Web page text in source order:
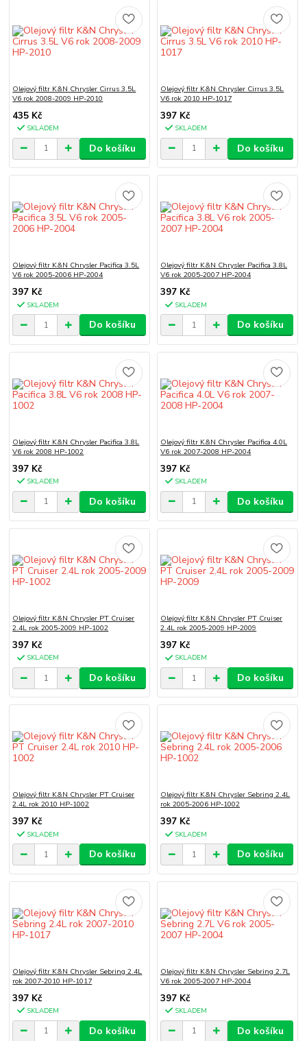
Olejový filtr K&N Chrysler Cirrus 3.5L
V6 rok 2008-2009 HP-2010
435 Kč
SKLADEM
Do košíku
Olejový filtr K&N Chrysler Cirrus 3.5L
V6 rok 2010 HP-1017
397 Kč
SKLADEM
Do košíku
Olejový filtr K&N Chrysler Pacifica 3.5L
V6 rok 2005-2006 HP-2004
397 Kč
SKLADEM
Do košíku
Olejový filtr K&N Chrysler Pacifica 3.8L
V6 rok 2005-2007 HP-2004
397 Kč
SKLADEM
Do košíku
Olejový filtr K&N Chrysler Pacifica 3.8L
V6 rok 2008 HP-1002
397 Kč
SKLADEM
Do košíku
Olejový filtr K&N Chrysler Pacifica 4.0L
V6 rok 2007-2008 HP-2004
397 Kč
SKLADEM
Do košíku
Olejový filtr K&N Chrysler PT Cruiser
2.4L rok 2005-2009 HP-1002
397 Kč
SKLADEM
Do košíku
Olejový filtr K&N Chrysler PT Cruiser
2.4L rok 2005-2009 HP-2009
397 Kč
SKLADEM
Do košíku
Olejový filtr K&N Chrysler PT Cruiser
2.4L rok 2010 HP-1002
397 Kč
SKLADEM
Do košíku
Olejový filtr K&N Chrysler Sebring 2.4L
rok 2005-2006 HP-1002
397 Kč
SKLADEM
Do košíku
Olejový filtr K&N Chrysler Sebring 2.4L
rok 2007-2010 HP-1017
397 Kč
SKLADEM
Do košíku
Olejový filtr K&N Chrysler Sebring 2.7L
V6 rok 2005-2007 HP-2004
397 Kč
SKLADEM
Do košíku